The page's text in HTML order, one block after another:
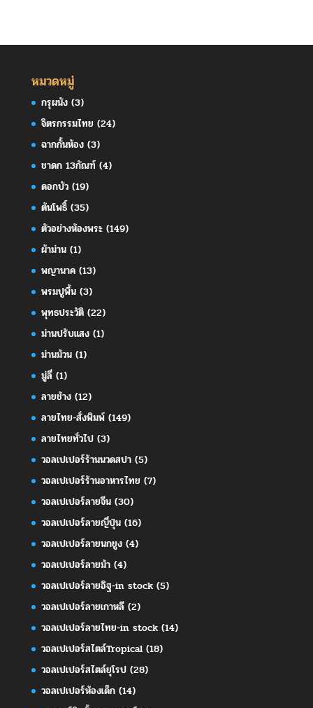
หมวดหมู่
กรุผนัง(3)
จิตรกรรมไทย (24)
ฉากกั้นห้อง(3)
ชาดก 13กัณฑ์(4)
ดอกบัว(19)
ต้นโพธิ์(35)
ตัวอย่างห้องพระ(149)
ผ้าม่าน(1)
พญานาค(13)
พรมปูพื้น(3)
พุทธประวัติ(22)
ม่านปรับแสง(1)
ม่านม้วน(1)
มู่ลี่(1)
ลายช้าง(12)
ลายไทย-สั่งพิมพ์(149)
ลายไทยทั่วไป(3)
วอลเปเปอร์ร้านนวดสปา(5)
วอลเปเปอร์ร้านอาหารไทย (7)
วอลเปเปอร์ลายจีน(30)
วอลเปเปอร์ลายญี่ปุ่น(16)
วอลเปเปอร์ลายนกยูง(4)
วอลเปเปอร์ลายม้า(4)
วอลเปเปอร์ลายอิฐ-in stock(5)
วอลเปเปอร์ลายเกาหลี(2)
วอลเปเปอร์ลายไทย-in stock(14)
วอลเปเปอร์สไตล์Tropical(18)
วอลเปเปอร์สไตล์ยุโรป(28)
วอลเปเปอร์ห้องเด็ก(14)